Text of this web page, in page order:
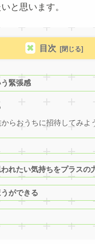
と思います。
目次
緊張感
らおうちに招待してみよ
れたい気持ちをプラスの
ができる